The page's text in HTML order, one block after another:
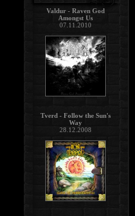
Valdur - Raven God
Amongst Us
07.11.2010
Tverd - Follow the Sun's
Way
28.12.2008